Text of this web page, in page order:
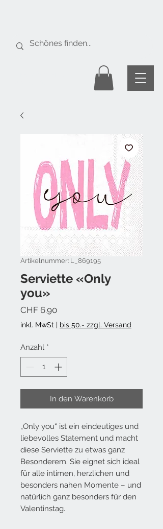
Artikelnummer: L_869195
Serviette «Only
you»
CHF 6.90Preis
inkl. MwSt | bis 50.- zzgl. Versand
Anzahl *
In den Warenkorb
„Only you“ ist ein eindeutiges und
liebevolles Statement und macht
diese Serviette zu etwas ganz
Besonderem. Sie eignet sich ideal
für alle intimen, herzlichen und
besonders nahen Momente – und
natürlich ganz besonders für den
Valentinstag.